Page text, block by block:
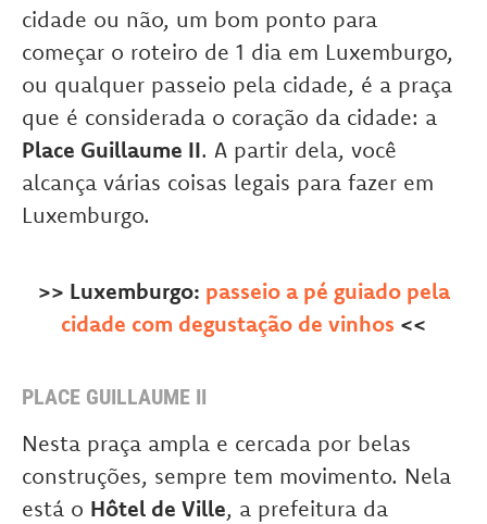
cidade ou não, um bom ponto para
começar o roteiro de 1 dia em Luxemburgo,
ou qualquer passeio pela cidade, é a praça
que é considerada o coração da cidade: a
Place Guillaume II. A partir dela, você
alcança várias coisas legais para fazer em
Luxemburgo.
>> Luxemburgo: passeio a pé guiado pela
cidade com degustação de vinhos <<
PLACE GUILLAUME II
Nesta praça ampla e cercada por belas
construções, sempre tem movimento. Nela
está o Hôtel de Ville, a prefeitura da